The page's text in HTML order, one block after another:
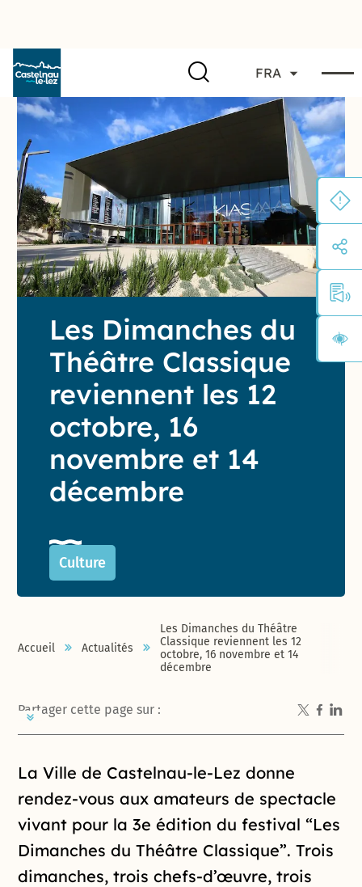
FRA
Les Dimanches du
Théâtre Classique
reviennent les 12
octobre, 16
novembre et 14
décembre
Culture
Accueil Actualités
Les Dimanches du Théâtre
Classique reviennent les 12
octobre, 16 novembre et 14
décembre
Partager cette page sur :
Introduction de la page
La Ville de Castelnau-le-Lez donne
rendez-vous aux amateurs de spectacle
vivant pour la 3e édition du festival “Les
Dimanches du Théâtre Classique”. Trois
dimanches, trois chefs-d’œuvre, trois